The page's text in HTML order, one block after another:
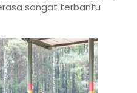
sangat terbantu